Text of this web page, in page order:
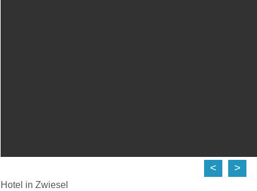
< >
Hotel in Zwiesel